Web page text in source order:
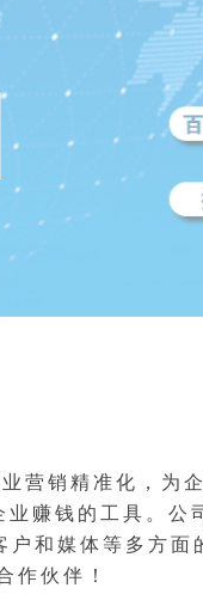
营销精准化，为
赚钱的工具。公
和媒体等多方面
作伙伴！